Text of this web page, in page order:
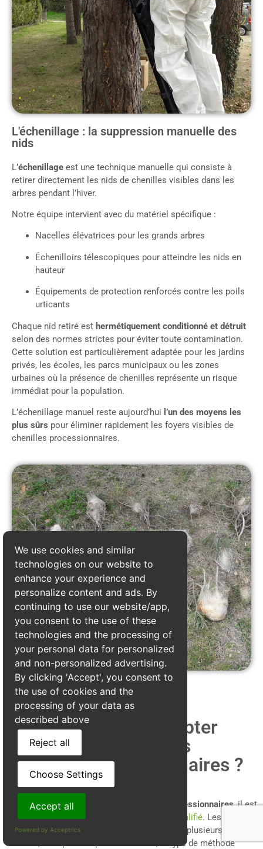
L'échenillage : la suppression manuelle des
nids
L’échenillage est une technique manuelle qui consiste à
retirer directement les nids de chenilles visibles dans les
arbres pendant l’hiver.
Notre équipe intervient avec du matériel spécifique :
Nacelles élévatrices pour les grands arbres
Échenilloirs télescopiques pour atteindre les nids en
hauteur
Équipements de protection renforcés contre les poils
urticants
Chaque nid retiré est hermétiquement conditionné et détruit
selon des normes strictes pour éviter toute contamination.
Cette solution est particulièrement adaptée pour les jardins
privés, les écoles, les parcs municipaux ou les zones
urbaines où la présence de chenilles représente un risque
immédiat pour la population.
L’échenillage manuel reste aujourd’hui l’un des moyens les
plus sûrs pour éliminer rapidement les foyers visibles de
chenilles processionnaires.
Quels prix faut il compter
pour le traitement des
chenilles processionnaires ?
Pour éliminer efficacement les chenilles processionnaires, il est
impératif defaire appel à un professionnel qualifié. Les tarifs
des traitements à Culin varient en fonction de plusieurs
facteurs, tels que la superficie à traiter, le type de méthode
We use cookies and similar
technologies on our website to
enhance your experience and
personalize content and ads. By
continuing to use our website/app,
you consent to the use of these
technologies and the processing of
your personal data for personalized
and non-personalized advertising.
By clicking 'Accept', you consent to
the use of cookies and the
processing of your data as
described above
Reject all
Choose Settings
Accept all
Powered by Acceptrics